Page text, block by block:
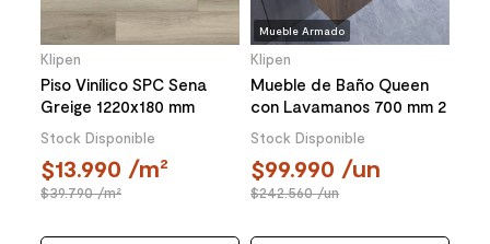
Klipen
Piso Vinílico SPC Sena
Greige 1220x180 mm
Stock Disponible
13.990 /m²
39.790/m²
Mueble Armado
Klipen
Mueble de Baño Queen
con Lavamanos 700 mm 2
Stock Disponible
99.990 /un
242.560/un